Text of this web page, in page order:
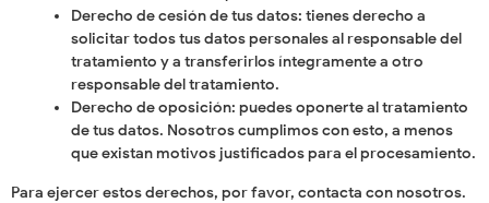
Derecho de cesión de tus datos: tienes derecho a
solicitar todos tus datos personales al responsable del
tratamiento y a transferirlos íntegramente a otro
responsable del tratamiento.
Derecho de oposición: puedes oponerte al tratamiento
de tus datos. Nosotros cumplimos con esto, a menos
que existan motivos justificados para el procesamiento.
Para ejercer estos derechos, por favor, contacta con nosotros.